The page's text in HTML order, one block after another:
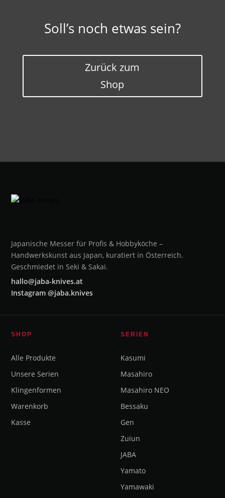
Soll’s noch etwas sein?
Zurück zum
Shop
Japanische Messer für Profis & Hobbyköche –
Handwerkskunst aus Japan, kuratiert in Österreich.
Geschmiedet in Seki & Sakai.
hallo@jaba-knives.at
Instagram @jaba.knives
SHOP
Alle Produkte
Unsere Serien
Klingenformen
Warenkorb
Kasse
SERIEN
Kasumi
Masahiro
Masahiro NEO
Bessaku
Gen
Zuiun
JABA
Yamato
Yamawaki